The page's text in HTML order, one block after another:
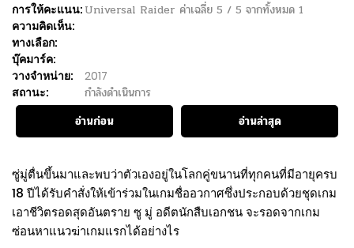
การให้คะแนน: Universal Raider ค่าเฉลี่ย 5 / 5 จากทั้งหมด 1
ความคิดเห็น:
ทางเลือก:
บุ๊คมาร์ค:
วางจำหน่าย:
2017
สถานะ:
กำลังดำเนินการ
อ่านก่อน
อ่านล่าสุด
ซู่มู่ตื่นขึ้นมาและพบว่าตัวเองอยู่ในโลกคู่ขนานที่ทุกคนที่มีอายุครบ
18 ปีได้รับคำสั่งให้เข้าร่วมในเกมชื่ออวกาศซึ่งประกอบด้วยชุดเกม
เอาชีวิตรอดสุดอันตราย ซู มู่ อดีตนักสืบเอกชน จะรอดจากเกม
ซ่อนหาแนวฆ่าเกมแรกได้อย่างไร